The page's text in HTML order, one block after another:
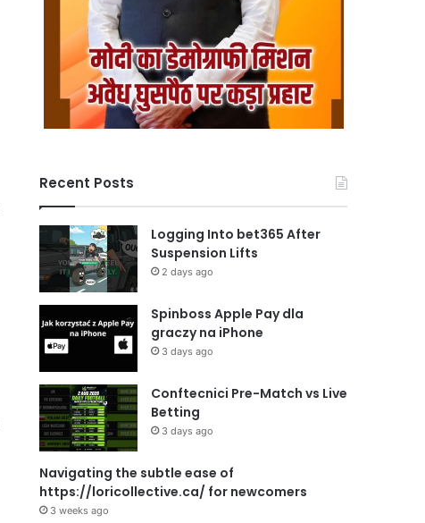
Recent Posts
Logging Into bet365 After
Suspension Lifts
2 days ago
Spinboss Apple Pay dla
graczy na iPhone
3 days ago
Conftecnici Pre-Match vs Live
Betting
3 days ago
Navigating the subtle ease of
https://loricollective.ca/ for newcomers
3 weeks ago